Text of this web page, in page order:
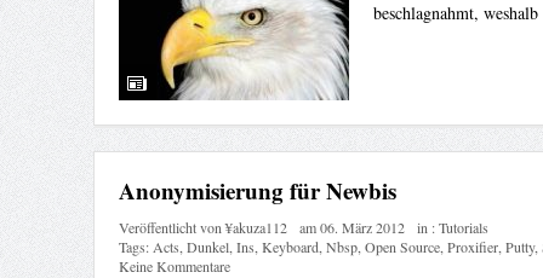
beschlagnahmt,
Anonymisierung für Newbis
Veröffentlicht von¥akuza112 am06. März 2012 in :Tutorials
Tags:Acts,Dunkel,Ins,Keyboard,Nbsp,Open Source,Proxifier,Putty,
Keine Kommentare